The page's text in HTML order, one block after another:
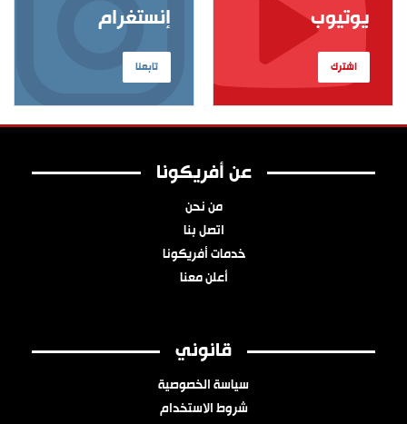
إنستغرام
تابعنا
يوتيوب
اشترك
عن أفريكونا
من نحن
اتصل بنا
خدمات أفريكونا
أعلن معنا
قانوني
سياسة الخصوصية
شروط الاستخدام